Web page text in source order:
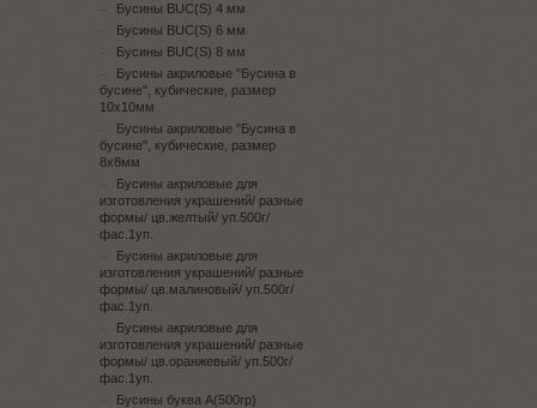
Бусины BUC(S) 4 мм
Бусины BUC(S) 6 мм
Бусины BUC(S) 8 мм
Бусины акриловые "Бусина в
бусине", кубические, размер
10х10мм
Бусины акриловые "Бусина в
бусине", кубические, размер
8х8мм
Бусины акриловые для
изготовления украшений/ разные
формы/ цв.желтый/ уп.500г/
фас.1уп.
Бусины акриловые для
изготовления украшений/ разные
формы/ цв.малиновый/ уп.500г/
фас.1уп.
Бусины акриловые для
изготовления украшений/ разные
формы/ цв.оранжевый/ уп.500г/
фас.1уп.
Бусины буква А(500гр)